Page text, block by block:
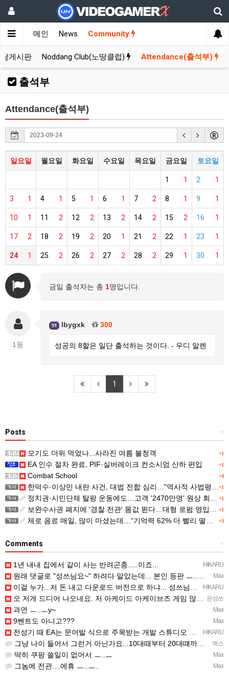
메인 News Community
게시판 Noddang Club(노땅클럽) Attendance(출석부)
출석부
Attendance(출석부)
일요일 월요일 화요일 수요일 목요일 금요일 토요일
1
1 1
2
1
3 1
4 1
5 1
6 2
7 1
8 1
9
1
10 2
11 2
12 2
13 2
14 2
15 1
16
2
17 2
18 2
19 1
20 2
21 1
22 1
23
1
24 2
25 2
26 2
27 2
28 1
29 1
30
금일 출석자는 총 1명입니다.
1등
99 lbygxk 300
성공의 8할은 일단 출석하는 것이다. - 우디 알렌
1
+
Posts
+1
모기도 더위 먹었나...사라진 여름 불청객
+1
EA 인수 절차 완료, PIF·실버레이크 컨소시엄 산하 편입
+4
Combat School
+1
한덕수·이상민 내란 사건, 대법 전합 심리…"역사적 사법평가"(종합)
+1
정치권·시민단체 탈팡 운동에도…고객 '2470만명' 원상 회복, "고물가에 돌팡"
+1
보완수사권 폐지에 '경찰 전관' 몸값 뛴다…대형 로펌 영입전쟁
+3
제로 음료 매일, 많이 마셨는데…“기억력 62% 더 빨리 떨어진다
+
Comments
HIKARU
1년 내내 집에서 같이 사는 반려곤충.....이죠...
Max
원래 댓글로 "성쓰님요~" 하려다 말았는데... 본인 등판 ㅡ..ㅡy~
HIKARU
이걸 누가...저 돈 내고 다운로드 버전으로 하냐... 성쓰님이 계셨다!!!...
은성쓰
오 저게 드디어 나오네요. 저 아케이드 아케이브즈 게임 많이 샀는데요 ㅎㅎㅎ
Max
과연 ㅡ..ㅡy~
Max
9쎈트도 아니고???
HIKARU
전성기 때 EA는 문어발 식으로 주목받는 개발 스튜디오 흡수하고, 빙신....만들어서 내다 버리는 걸로 유명…
엑스
그냥 나이 들어서 그런거 아닌가요...10대때부터 20대떄까지 관찰한거면 몰라도...
Max
딱히 쿠팡 쓸일이 없어서 ㅡ..ㅡ
Max
그놈에 전관....에휴 ㅡ..ㅡ..